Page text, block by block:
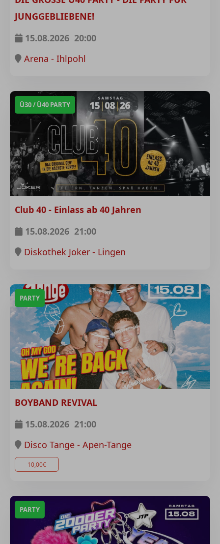
JUNGGEBLIEBENE!
15.08.2026 20:00
Arena - Ihlpohl
Ü30 / Ü40 PARTY
Club 40 - Einlass ab 40 Jahren
15.08.2026 21:00
Diskothek Joker - Lingen
PARTY
BOYBAND REVIVAL
15.08.2026 21:00
Disco Tange - Apen-Tange
10,00€
PARTY